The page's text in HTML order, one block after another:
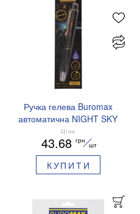
Ручка гелева Buromax
автоматична NIGHT SKY
ZODIAC 0.5 мм
ароматизований грип синє
чорнило BM.8379-01
Ціна
43.68 грн
шт
КУПИТИ